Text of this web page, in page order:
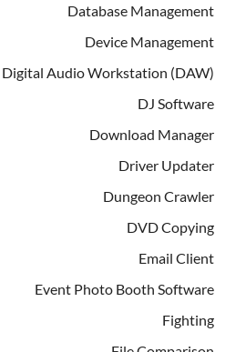
Database Management
Device Management
Digital Audio Workstation (DAW)
DJ Software
Download Manager
Driver Updater
Dungeon Crawler
DVD Copying
Email Client
Event Photo Booth Software
Fighting